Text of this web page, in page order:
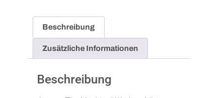
Beschreibung
Zusätzliche Informationen
Beschreibung